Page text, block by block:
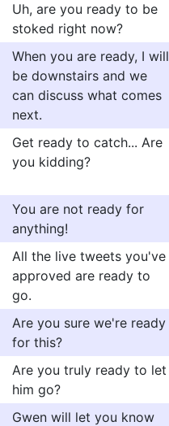
Uh, are you ready to be
stoked right now?
When you are ready, I will
be downstairs and we
can discuss what comes
next.
Get ready to catch... Are
you kidding?
You are not ready for
anything!
All the live tweets you've
approved are ready to
go.
Are you sure we're ready
for this?
Are you truly ready to let
him go?
Gwen will let you know